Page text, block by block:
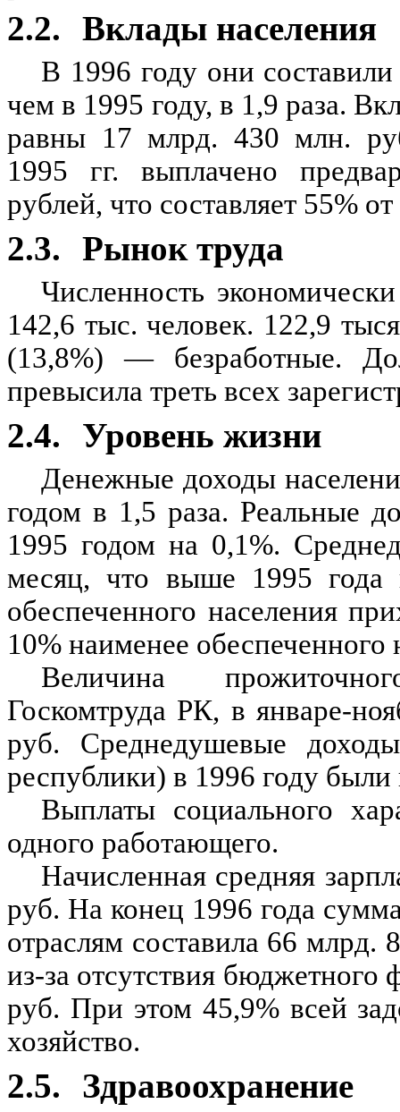
2.2. Вклады населения
В 1996 году они
чем в 1995 году, в 1,9 раза.
равны 17 млрд. 430 млн.
1995 гг. выплачено
рублей, что составляет 55%
2.3. Рынок труда
Численность
142,6 тыс. человек. 122,9
(13,8%) — безработные.
превысила треть всех
2.4. Уровень жизни
Денежные доходы
годом в 1,5 раза. Реальные
1995 годом на 0,1%.
месяц, что выше 1995
обеспеченного населения
10% наименее
Величина
Госкомтруда РК, в январе-
руб. Среднедушевые
республики) в 1996 году
Выплаты социального
одного работающего.
Начисленная средняя
руб. На конец 1996 года
отраслям составила 66
из-за отсутствия
руб. При этом 45,9% всей
хозяйство.
2.5. Здравоохранение